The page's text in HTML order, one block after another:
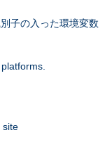
子の入った環境変数
site